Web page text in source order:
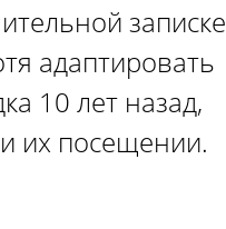
записке
адаптировать
10 лет назад,
их посещении.